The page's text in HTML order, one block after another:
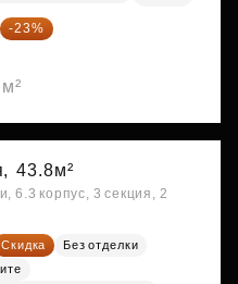
-23%
43.8м²
6.3 корпус, 3 секция, 2
Скидка
Без отделки